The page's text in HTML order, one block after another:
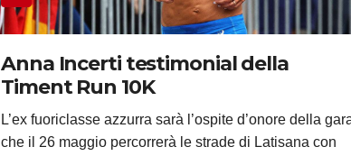
Anna Incerti testimonial della
Timent Run 10K
L’ex fuoriclasse azzurra sarà l’ospite d’onore della
che il 26 maggio percorrerà le strade di Latisana con